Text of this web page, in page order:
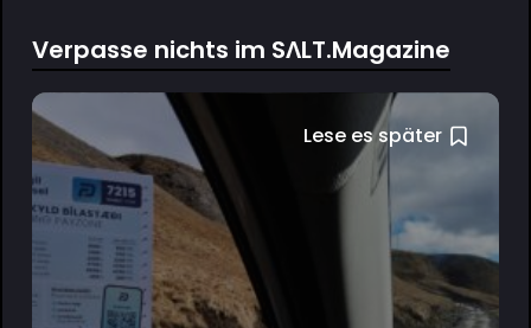
Verpasse nichts im SΛLT.Magazine
Lese es später